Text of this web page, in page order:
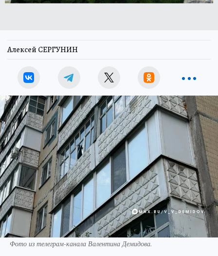
Алексей СЕРГУНИН
Фото из телеграм-канала Валентина Демидова.